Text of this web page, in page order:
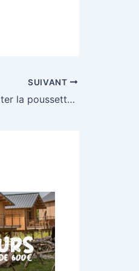
SUIVANT
Tentez de remporter la poussette Urbino